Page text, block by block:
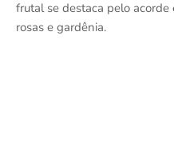
frutal se destaca pelo
rosas e gardênia.